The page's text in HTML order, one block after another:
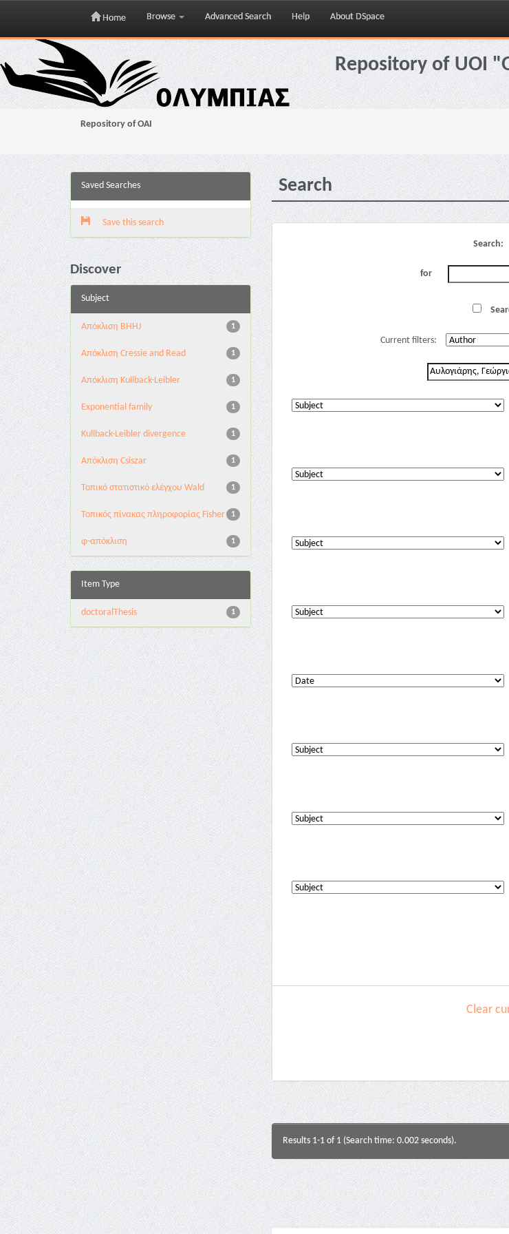
Skip
navigation
Home Browse Advanced Search Help About DSpace
Repository of UOI
Repository of OAI
Saved Searches
Save this search
Discover
Subject
1
Aπόκλιση BHHJ
1
Aπόκλιση Cressie and Read
1
Aπόκλιση Kullback-Leibler
1
Exponential family
1
Kullback-Leibler divergence
1
Απόκλιση Csiszar
1
Τοπικό στατιστικό ελέγχου Wald
1
Τοπικός πίνακας πληροφορίας Fisher
1
φ-απόκλιση
Item Type
1
doctoralThesis
Search
Search:
for
Current filters:
Clear
Results 1-1 of 1 (Search time: 0.002 seconds).